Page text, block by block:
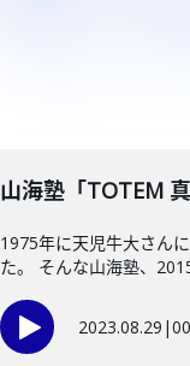
山海塾「TOTEM
1975年に天児牛大さん
た。 そんな山海塾、
2023.08.29 |